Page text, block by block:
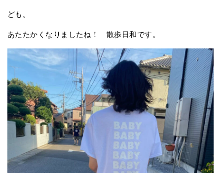
ども。
あたたかくなりましたね！ 散歩日和です。